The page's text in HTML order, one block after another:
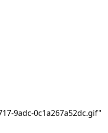
9adc-0c1a267a52dc.gif"